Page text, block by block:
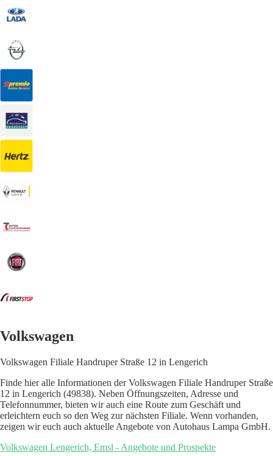
Volkswagen
Volkswagen Filiale Handruper Straße 12 in Lengerich
Finde hier alle Informationen der Volkswagen Filiale Handruper Straße
12 in Lengerich (49838). Neben Öffnungszeiten, Adresse und
Telefonnummer, bieten wir auch eine Route zum Geschäft und
erleichtern euch so den Weg zur nächsten Filiale. Wenn vorhanden,
zeigen wir euch auch aktuelle Angebote von Autohaus Lampa GmbH.
Volkswagen Lengerich, Emsl - Angebote und Prospekte